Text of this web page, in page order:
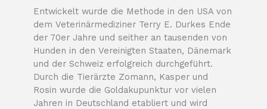
Entwickelt wurde die Methode in den USA von
dem Veterinärmediziner Terry E. Durkes Ende
der 70er Jahre und seither an tausenden von
Hunden in den Vereinigten Staaten, Dänemark
und der Schweiz erfolgreich durchgeführt.
Durch die Tierärzte Zomann, Kasper und
Rosin wurde die Goldakupunktur vor vielen
Jahren in Deutschland etabliert und wird